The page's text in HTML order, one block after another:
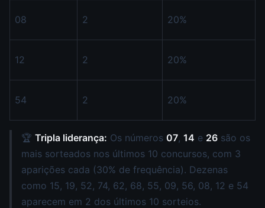
08 2 20%
12 2 20%
54 2 20%
🏆 Tripla liderança: Os números 07, 14 e 26 são os
mais sorteados nos últimos 10 concursos, com 3
aparições cada (30% de frequência). Dezenas
como 15, 19, 52, 74, 62, 68, 55, 09, 56, 08, 12 e 54
aparecem em 2 dos últimos 10 sorteios.